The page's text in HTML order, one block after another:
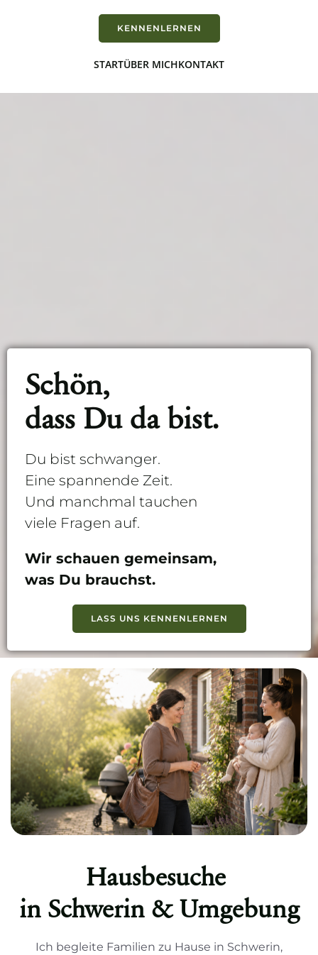
STARTÜBER MICHKONTAKT
KENNENLERNEN
Schön,
dass Du da bist.
Du bist schwanger.
Eine spannende Zeit.
Und manchmal tauchen
viele Fragen auf.
Wir schauen gemeinsam,
was Du brauchst.
LASS UNS KENNENLERNEN
Hausbesuche
in Schwerin & Umgebung
Ich begleite Familien zu Hause in Schwerin,